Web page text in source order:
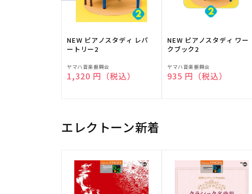
NEW ピアノスタディ レパ
ートリー2
販
売
ヤマハ音楽振興会
通常価格
1,320 円（税込）
NEW ピアノスタディ ワー
クブック2
販
売
ヤマハ音楽振興会
通常価格
935 円（税込）
エレクトーン新着